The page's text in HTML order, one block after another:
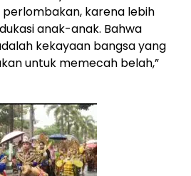
karena lebih
anak-anak. Bahwa
kekayaan bangsa yang
untuk memecah belah,”